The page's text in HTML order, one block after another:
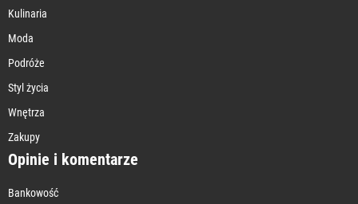
Kulinaria
Moda
Podróże
Styl życia
Wnętrza
Zakupy
Opinie i komentarze
Bankowość